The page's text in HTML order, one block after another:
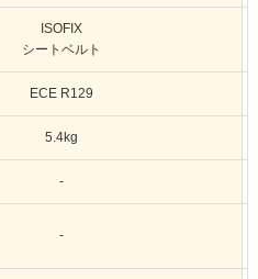
ISOFIX
シートベルト
ECE R129
5.4kg
-
-